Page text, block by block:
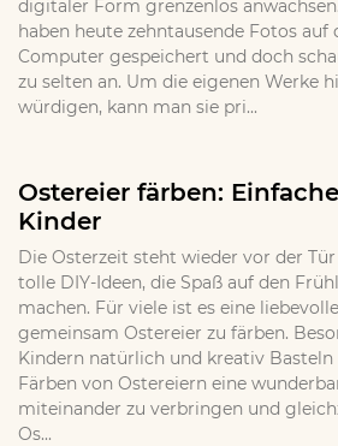
digitaler Form grenzenlos
haben heute zehntausende Fotos auf
Computer gespeichert und doch
zu selten an. Um die eigenen Werke
würdigen, kann man sie pri...
Ostereier färben:
Kinder
Die Osterzeit steht wieder vor der
tolle DIY-Ideen, die Spaß auf den
machen. Für viele ist es eine
gemeinsam Ostereier zu färben.
Kindern natürlich und kreativ
Färben von Ostereiern eine
miteinander zu verbringen und
Os...